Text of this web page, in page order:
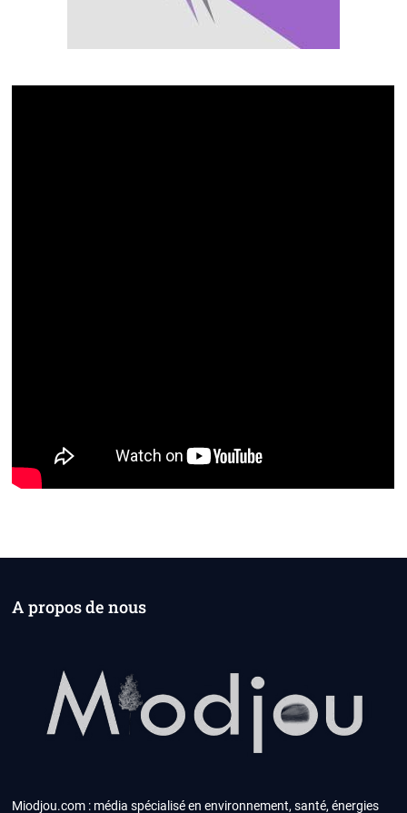
A propos de nous
Miodjou.com : média spécialisé en environnement, santé, énergies